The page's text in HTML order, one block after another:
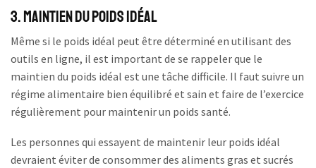
3. Maintien du Poids Idéal
Même si le poids idéal peut être déterminé en utilisant des
outils en ligne, il est important de se rappeler que le
maintien du poids idéal est une tâche difficile. Il faut suivre un
régime alimentaire bien équilibré et sain et faire de l’exercice
régulièrement pour maintenir un poids santé.
Les personnes qui essayent de maintenir leur poids idéal
devraient éviter de consommer des aliments gras et sucrés